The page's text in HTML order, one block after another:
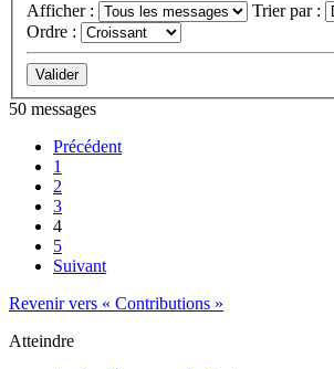
Afficher :
Trier par :
Ordre :
50 messages
Précédent
1
2
3
4
5
Suivant
Revenir vers « Contributions »
Atteindre